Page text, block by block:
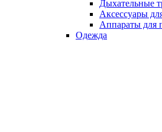
Дыхательные
Аксессуары
Аппараты для
Одежда